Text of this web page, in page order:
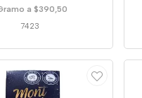
a $390,50
7423